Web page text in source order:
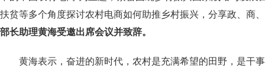
扶贫等多个角度探讨农村电商如何助推乡村振兴，分享政、商
部长助理黄海受邀出席会议并致辞。
黄海表示，奋进的新时代，农村是充满希望的田野，是干